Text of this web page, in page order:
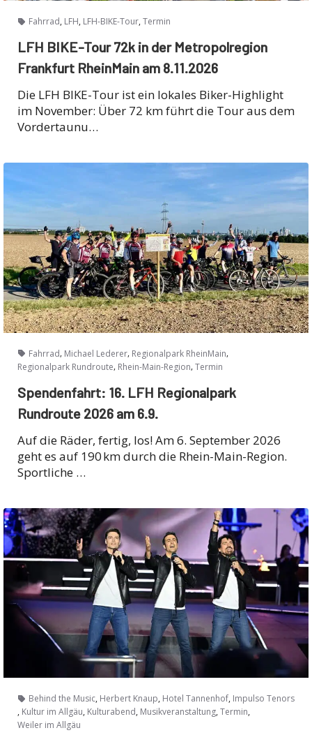
Fahrrad, LFH, LFH-BIKE-Tour, Termin
LFH BIKE-Tour 72k in der Metropolregion
Frankfurt RheinMain am 8.11.2026
Die LFH BIKE-Tour ist ein lokales Biker-Highlight
im November: Über 72 km führt die Tour aus dem
Vordertaunu…
Fahrrad, Michael Lederer, Regionalpark RheinMain,
Regionalpark Rundroute, Rhein-Main-Region, Termin
Spendenfahrt: 16. LFH Regionalpark
Rundroute 2026 am 6.9.
Auf die Räder, fertig, los! Am 6. September 2026
geht es auf 190 km durch die Rhein-Main-Region.
Sportliche …
Behind the Music, Herbert Knaup, Hotel Tannenhof, Impulso Tenors
, Kultur im Allgäu, Kulturabend, Musikveranstaltung, Termin,
Weiler im Allgäu